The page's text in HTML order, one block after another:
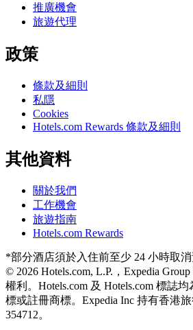
推廣機會
旅遊代理
政策
條款及細則
私隱
Cookies
Hotels.com Rewards 條款及細則
其他資料
關於我們
工作機會
旅遊指南
Hotels.com Rewards
*部分酒店須於入住前至少 24 小時取消
© 2026 Hotels.com, L.P.，Expedia
權利。Hotels.com 及 Hotels.com 標誌均
標或註冊商標。 Expedia Inc 持有香港
354712。